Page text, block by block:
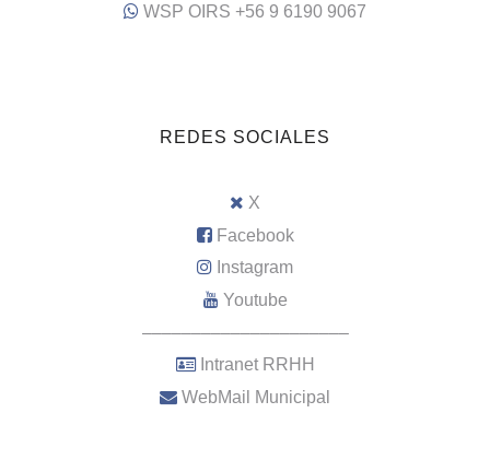
WSP OIRS +56 9 6190 9067
REDES SOCIALES
X
Facebook
Instagram
Youtube
–––––––––––––––––––––
Intranet RRHH
WebMail Municipal